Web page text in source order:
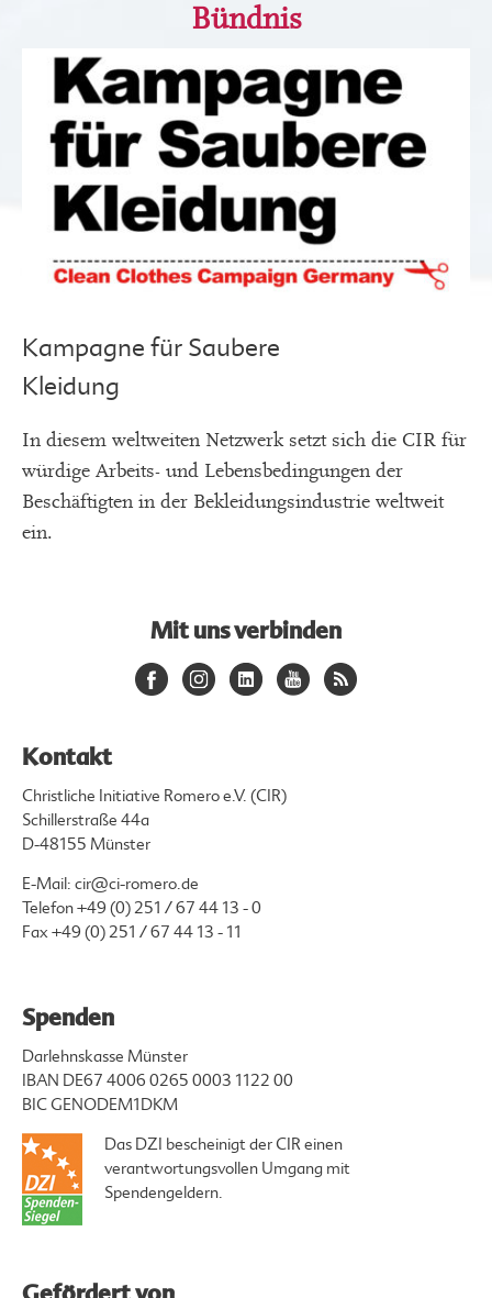
Bündnis
Kampagne für Saubere
Kleidung
In diesem weltweiten Netzwerk setzt sich die CIR für
würdige Arbeits- und Lebensbedingungen der
Beschäftigten in der Bekleidungsindustrie weltweit
ein.
Mit uns verbinden
Kontakt
Christliche Initiative Romero e.V. (CIR)
Schillerstraße 44a
D-48155 Münster
E-Mail: cir@ci-romero.de
Telefon+49 (0) 251 / 67 44 13 - 0
Fax +49 (0) 251 / 67 44 13 - 11
Spenden
Darlehnskasse Münster
IBAN DE67 4006 0265 0003 1122 00
BIC GENODEM1DKM
Das DZI bescheinigt der CIR einen
verantwortungsvollen Umgang mit
Spendengeldern.